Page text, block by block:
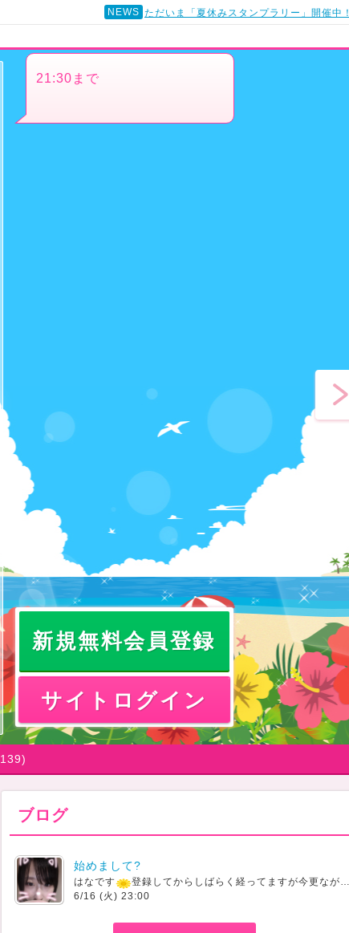
NEWS ただいま「夏休みスタンプラリー」開催中！
21:30まで
新規無料会員登録
サイトログイン
139)
ブログ
始めまして?
はなです 登録してからしばらく経ってますが今更ながら初ブログ
6/16 (火) 23:00